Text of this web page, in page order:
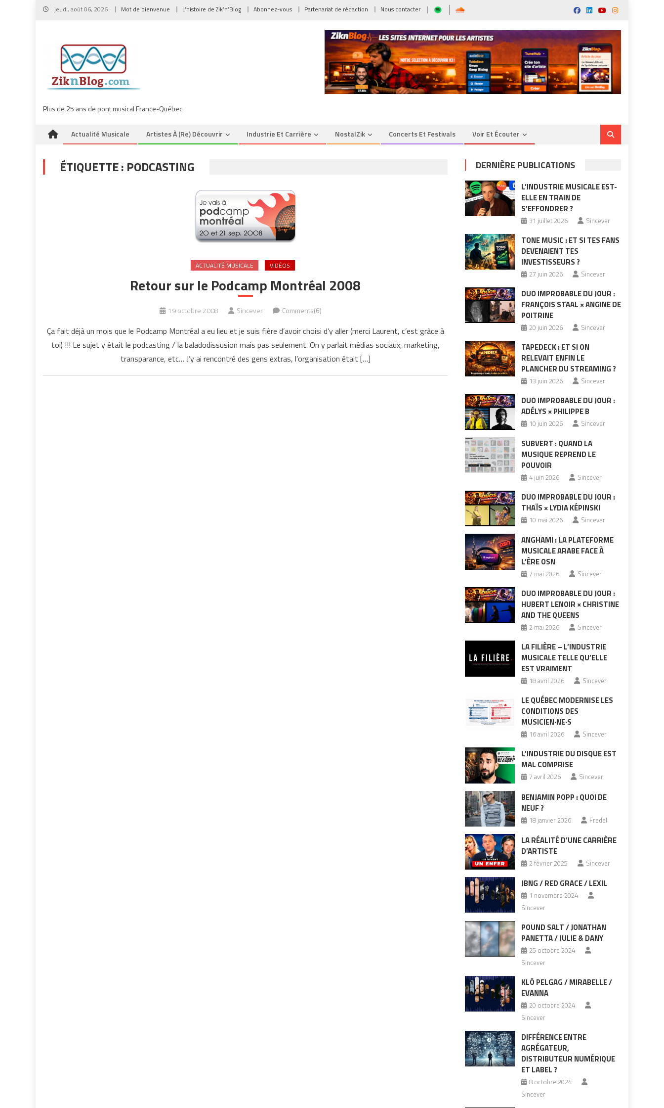
Skip
jeudi, août 06, 2026 Mot de bienvenue L’histoire de Zik’n’Blog Abonnez-vous Partenariat de rédaction Nous contacter
Plus de 25 ans de pont musical France-Québec
Actualité Musicale Artistes À (re) Découvrir Industrie Et Carrière NostalZik Concerts Et Festivals Voir Et Écouter
ÉTIQUETTE : PODCASTING
ACTUALITÉ MUSICALE VIDÉOS
Retour sur le Podcamp Montréal 2008
19 octobre 2008 Sincever Comments(6)
Ça fait déjà un mois que le Podcamp Montréal a eu lieu et je suis fière d’avoir choisi d’y aller (merci Laurent, c’est grâce à
toi) !!! Le sujet y était le podcasting / la baladodissusion mais pas seulement. On y parlait médias sociaux, marketing,
transparance, etc… J’y ai rencontré des gens extras, l’organisation était […]
DERNIÈRE PUBLICATIONS
L’INDUSTRIE MUSICALE EST-
ELLE EN TRAIN DE
S’EFFONDRER ?
31 juillet 2026 Sincever
TONE MUSIC : ET SI TES FANS
DEVENAIENT TES
INVESTISSEURS ?
27 juin 2026 Sincever
DUO IMPROBABLE DU JOUR :
FRANÇOIS STAAL × ANGINE DE
POITRINE
20 juin 2026 Sincever
TAPEDECK : ET SI ON
RELEVAIT ENFIN LE
PLANCHER DU STREAMING ?
13 juin 2026 Sincever
DUO IMPROBABLE DU JOUR :
ADÉLYS × PHILIPPE B
10 juin 2026 Sincever
SUBVERT : QUAND LA
MUSIQUE REPREND LE
POUVOIR
4 juin 2026 Sincever
DUO IMPROBABLE DU JOUR :
THAÏS × LYDIA KÉPINSKI
10 mai 2026 Sincever
ANGHAMI : LA PLATEFORME
MUSICALE ARABE FACE À
L’ÈRE OSN
7 mai 2026 Sincever
DUO IMPROBABLE DU JOUR :
HUBERT LENOIR × CHRISTINE
AND THE QUEENS
2 mai 2026 Sincever
LA FILIÈRE – L’INDUSTRIE
MUSICALE TELLE QU’ELLE
EST VRAIMENT
18 avril 2026 Sincever
LE QUÉBEC MODERNISE LES
CONDITIONS DES
MUSICIEN·NE·S
16 avril 2026 Sincever
L’INDUSTRIE DU DISQUE EST
MAL COMPRISE
7 avril 2026 Sincever
BENJAMIN POPP : QUOI DE
NEUF ?
18 janvier 2026 Fredel
LA RÉALITÉ D’UNE CARRIÈRE
D’ARTISTE
2 février 2025 Sincever
JBNG / RED GRACE / LEXIL
1 novembre 2024
Sincever
POUND SALT / JONATHAN
PANETTA / JULIE & DANY
25 octobre 2024
Sincever
KLÔ PELGAG / MIRABELLE /
EVANNA
20 octobre 2024
Sincever
DIFFÉRENCE ENTRE
AGRÉGATEUR,
DISTRIBUTEUR NUMÉRIQUE
ET LABEL ?
8 octobre 2024
Sincever